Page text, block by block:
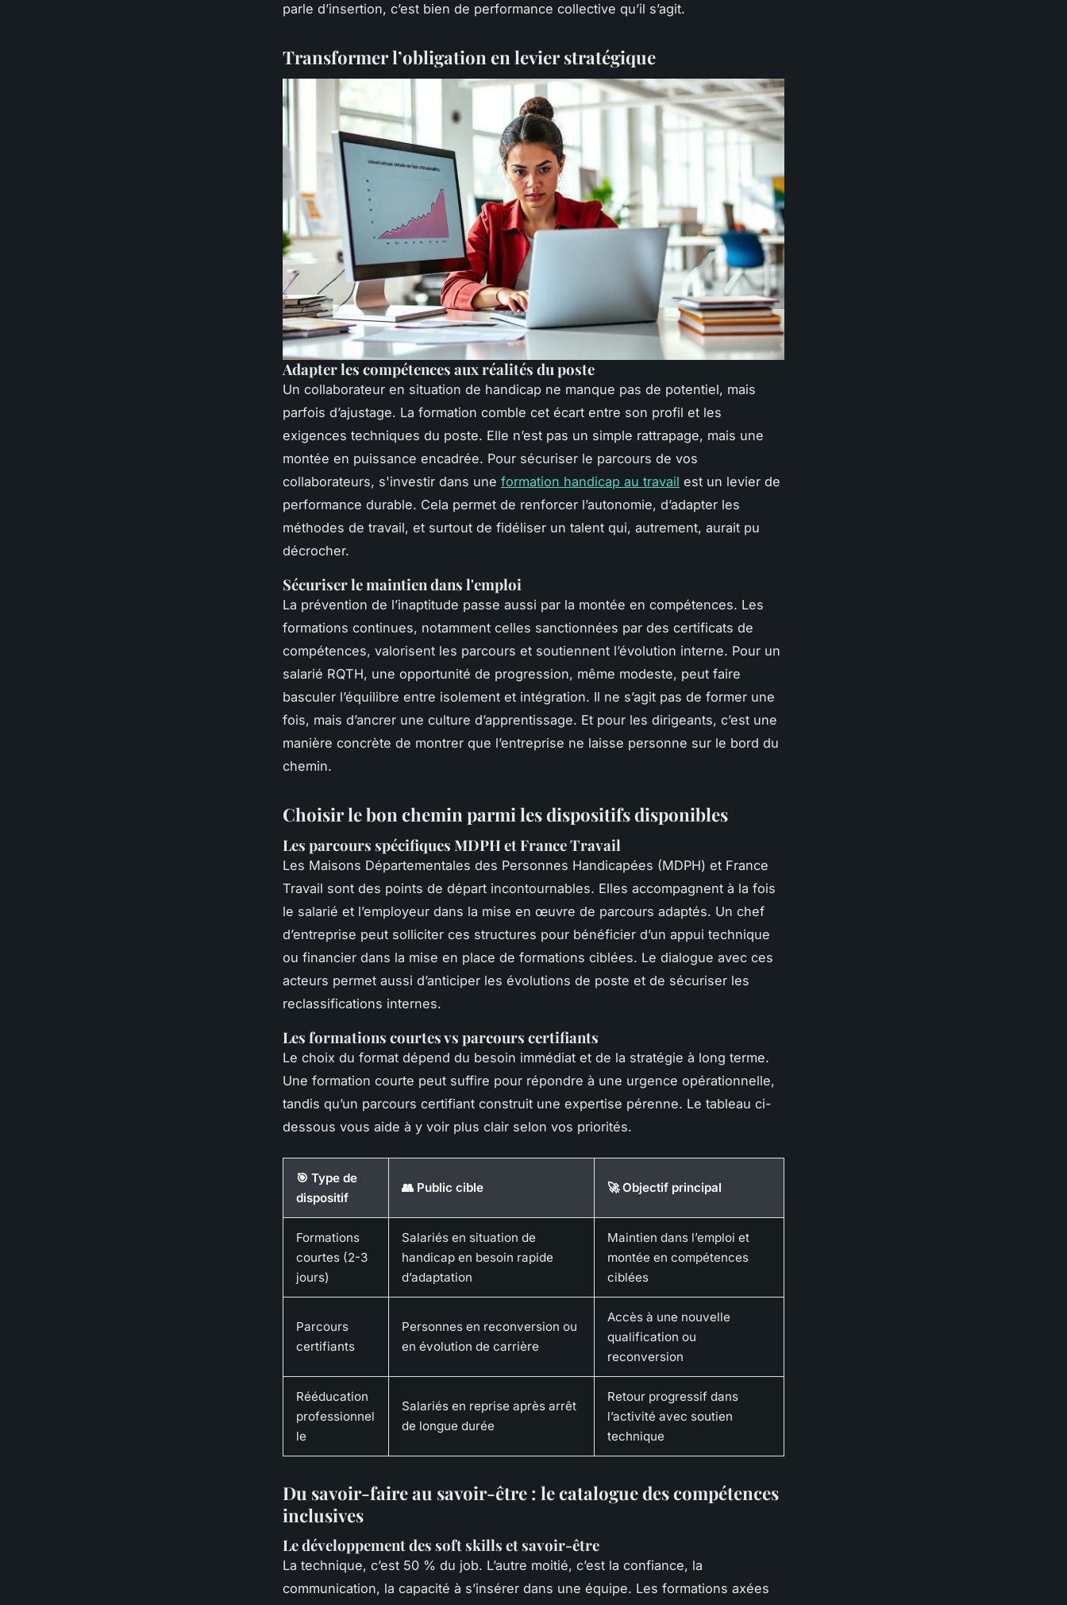
parle d’insertion, c’est bien de performance collective qu’il s’agit.
Transformer l’obligation en levier stratégique
Adapter les compétences aux réalités du poste
Un collaborateur en situation de handicap ne manque pas de potentiel, mais
parfois d’ajustage. La formation comble cet écart entre son profil et les
exigences techniques du poste. Elle n’est pas un simple rattrapage, mais une
montée en puissance encadrée. Pour sécuriser le parcours de vos
collaborateurs, s'investir dans une formation handicap au travail est un levier de
performance durable. Cela permet de renforcer l’autonomie, d’adapter les
méthodes de travail, et surtout de fidéliser un talent qui, autrement, aurait pu
décrocher.
Sécuriser le maintien dans l'emploi
La prévention de l’inaptitude passe aussi par la montée en compétences. Les
formations continues, notamment celles sanctionnées par des certificats de
compétences, valorisent les parcours et soutiennent l’évolution interne. Pour un
salarié RQTH, une opportunité de progression, même modeste, peut faire
basculer l’équilibre entre isolement et intégration. Il ne s’agit pas de former une
fois, mais d’ancrer une culture d’apprentissage. Et pour les dirigeants, c’est une
manière concrète de montrer que l’entreprise ne laisse personne sur le bord du
chemin.
Choisir le bon chemin parmi les dispositifs disponibles
Les parcours spécifiques MDPH et France Travail
Les Maisons Départementales des Personnes Handicapées (MDPH) et France
Travail sont des points de départ incontournables. Elles accompagnent à la fois
le salarié et l’employeur dans la mise en œuvre de parcours adaptés. Un chef
d’entreprise peut solliciter ces structures pour bénéficier d’un appui technique
ou financier dans la mise en place de formations ciblées. Le dialogue avec ces
acteurs permet aussi d’anticiper les évolutions de poste et de sécuriser les
reclassifications internes.
Les formations courtes vs parcours certifiants
Le choix du format dépend du besoin immédiat et de la stratégie à long terme.
Une formation courte peut suffire pour répondre à une urgence opérationnelle,
tandis qu’un parcours certifiant construit une expertise pérenne. Le tableau ci-
dessous vous aide à y voir plus clair selon vos priorités.
🎯 Type de
dispositif
👥 Public cible 🚀 Objectif principal
Formations
courtes (2-3
jours)
Salariés en situation de
handicap en besoin rapide
d’adaptation
Maintien dans l’emploi et
montée en compétences
ciblées
Parcours
certifiants
Personnes en reconversion ou
en évolution de carrière
Accès à une nouvelle
qualification ou
reconversion
Rééducation
professionnel
le
Salariés en reprise après arrêt
de longue durée
Retour progressif dans
l’activité avec soutien
technique
Du savoir-faire au savoir-être : le catalogue des compétences
inclusives
Le développement des soft skills et savoir-être
La technique, c’est 50 % du job. L’autre moitié, c’est la confiance, la
communication, la capacité à s’insérer dans une équipe. Les formations axées